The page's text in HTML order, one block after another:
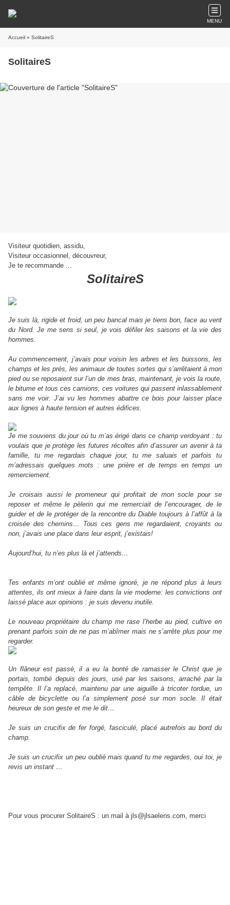
MENU
Accueil » SolitaireS
SolitaireS
Visiteur quotidien, assidu,
Visiteur occasionnel, découvreur,
Je te recommande ...
SolitaireS
Je suis là, rigide et froid, un peu bancal mais je tiens bon, face au vent
du Nord. Je me sens si seul, je vois défiler les saisons et la vie des
hommes.
Au commencement, j’avais pour voisin les arbres et les buissons, les
champs et les prés, les animaux de toutes sortes qui s’arrêtaient à mon
pied ou se reposaient sur l’un de mes bras, maintenant, je vois la route,
le bitume et tous ces camions, ces voitures qui passent inlassablement
sans me voir. J’ai vu les hommes abattre ce bois pour laisser place
aux lignes à haute tension et autres édifices.
Je me souviens du jour où tu m’as érigé dans ce champ verdoyant : tu
voulais que je protège les futures récoltes afin d’assurer un avenir à ta
famille, tu me regardais chaque jour, tu me saluais et parfois tu
m’adressais quelques mots : une prière et de temps en temps un
remerciement.
Je croisais aussi le promeneur qui profitait de mon socle pour se
reposer et même le pèlerin qui me remerciait de l’encourager, de le
guider et de le protéger de la rencontre du Diable toujours à l’affût à la
croisée des chemins… Tous ces gens me regardaient, croyants ou
non, j’avais une place dans leur esprit, j’existais!
Aujourd’hui, tu n’es plus là et j’attends…
Tes enfants m’ont oublié et même ignoré, je ne répond plus à leurs
attentes, ils ont mieux à faire dans la vie moderne: les convictions ont
laissé place aux opinions : je suis devenu inutile.
Le nouveau propriétaire du champ me rase l’herbe au pied, cultive en
prenant parfois soin de ne pas m’abîmer mais ne s’arrête plus pour me
regarder.
Un flâneur est passé, il a eu la bonté de ramasser le Christ que je
portais, tombé depuis des jours, usé par les saisons, arraché par la
tempête. Il l’a replacé, maintenu par une aiguille à tricoter tordue, un
câble de bicyclette ou l’a simplement posé sur mon socle. Il était
heureux de son geste et me le dit…
Je suis un crucifix de fer forgé, fasciculé, placé autrefois au bord du
champ.
Je suis un crucifix un peu oublié mais quand tu me regardes, oui toi, je
revis un instant …
Pour vous procurer SolitaireS : un mail à jls@jlsaelens.com, merci